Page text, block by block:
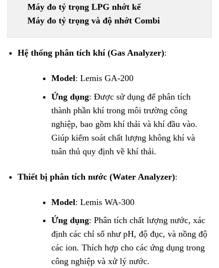
Máy đo tỷ trọng LPG nhớt kế
Hệ thống phân tích khí (Gas Analyzer):
Model: Lemis GA-200
Ứng dụng: Được sử dụng để phân tích
thành phần khí trong môi trường công
nghiệp, bao gồm khí thải và khí đầu vào.
Giúp kiểm soát chất lượng không khí và
tuân thủ quy định về khí thải.
Thiết bị phân tích nước (Water Analyzer):
Model: Lemis WA-300
Ứng dụng: Phân tích chất lượng nước, xác
định các chỉ số như pH, độ đục, và nồng độ
các ion. Thích hợp cho các ứng dụng trong
công nghiệp và xử lý nước.